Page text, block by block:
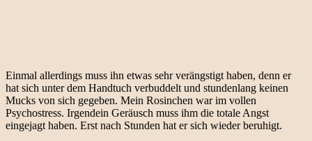
Einmal allerdings muss ihn etwas sehr verängstigt haben, denn er
hat sich unter dem Handtuch verbuddelt und stundenlang keinen
Mucks von sich gegeben. Mein Rosinchen war im vollen
Psychostress. Irgendein Geräusch muss ihm die totale Angst
eingejagt haben. Erst nach Stunden hat er sich wieder beruhigt.